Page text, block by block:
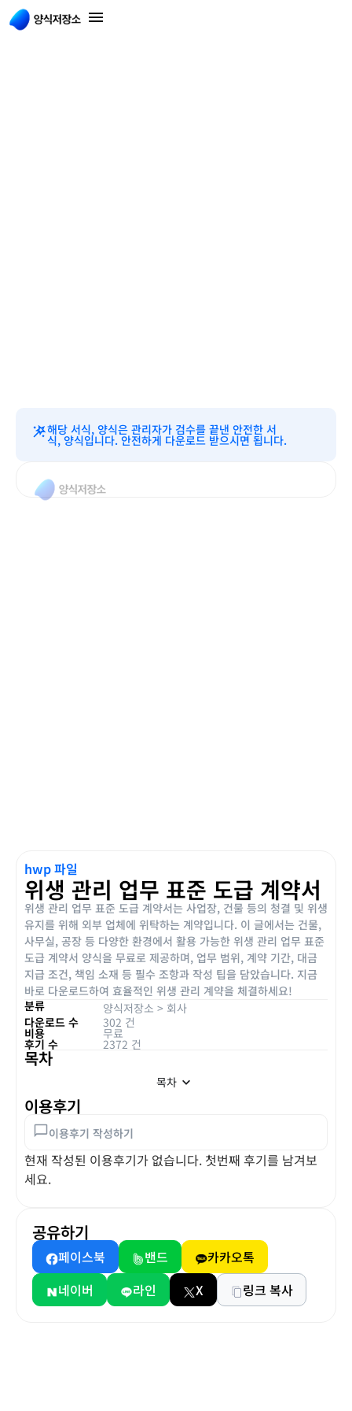
해당 서식, 양식은 관리자가 검수를 끝낸 안전한 서
식, 양식입니다. 안전하게 다운로드 받으시면 됩니다.
hwp 파일
위생 관리 업무 표준 도급 계약서
위생 관리 업무 표준 도급 계약서는 사업장, 건물 등의 청결 및 위생
유지를 위해 외부 업체에 위탁하는 계약입니다. 이 글에서는 건물,
사무실, 공장 등 다양한 환경에서 활용 가능한 위생 관리 업무 표준
도급 계약서 양식을 무료로 제공하며, 업무 범위, 계약 기간, 대금
지급 조건, 책임 소재 등 필수 조항과 작성 팁을 담았습니다. 지금
바로 다운로드하여 효율적인 위생 관리 계약을 체결하세요!
분류
양식저장소 > 회사
다운로드 수
302 건
비용 무료
후기 수 2372 건
목차
목차
이용후기
이용후기 작성하기
현재 작성된 이용후기가 없습니다. 첫번째 후기를 남겨보
세요.
공유하기
페이스북 밴드
카카오톡
네이버
라인 X 링크 복사